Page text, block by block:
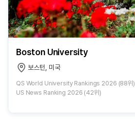
Boston University
보스턴, 미국
QS World University Rankings 2026 (88위)
US News Ranking 2026 (42위)